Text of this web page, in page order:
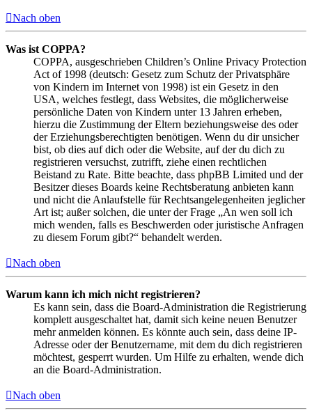
Nach oben
Was ist COPPA?
COPPA, ausgeschrieben Children’s Online Privacy Protection
Act of 1998 (deutsch: Gesetz zum Schutz der Privatsphäre
von Kindern im Internet von 1998) ist ein Gesetz in den
USA, welches festlegt, dass Websites, die möglicherweise
persönliche Daten von Kindern unter 13 Jahren erheben,
hierzu die Zustimmung der Eltern beziehungsweise des oder
der Erziehungsberechtigten benötigen. Wenn du dir unsicher
bist, ob dies auf dich oder die Website, auf der du dich zu
registrieren versuchst, zutrifft, ziehe einen rechtlichen
Beistand zu Rate. Bitte beachte, dass phpBB Limited und der
Besitzer dieses Boards keine Rechtsberatung anbieten kann
und nicht die Anlaufstelle für Rechtsangelegenheiten jeglicher
Art ist; außer solchen, die unter der Frage „An wen soll ich
mich wenden, falls es Beschwerden oder juristische Anfragen
zu diesem Forum gibt?“ behandelt werden.
Nach oben
Warum kann ich mich nicht registrieren?
Es kann sein, dass die Board-Administration die Registrierung
komplett ausgeschaltet hat, damit sich keine neuen Benutzer
mehr anmelden können. Es könnte auch sein, dass deine IP-
Adresse oder der Benutzername, mit dem du dich registrieren
möchtest, gesperrt wurden. Um Hilfe zu erhalten, wende dich
an die Board-Administration.
Nach oben